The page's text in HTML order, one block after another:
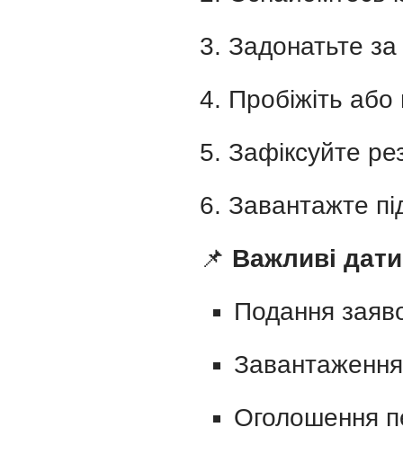
3. Задонатьте
4. Пробіжіть або
5. Зафіксуйте
6. Завантажте
📌 Важливі
Подання
Оголошення